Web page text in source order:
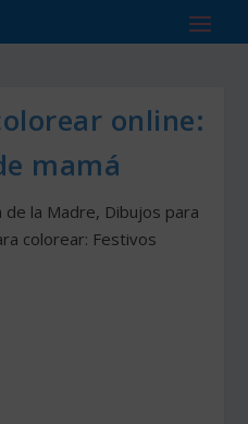
online:
mamá
de la Madre, Dibujos para
colorear: Festivos